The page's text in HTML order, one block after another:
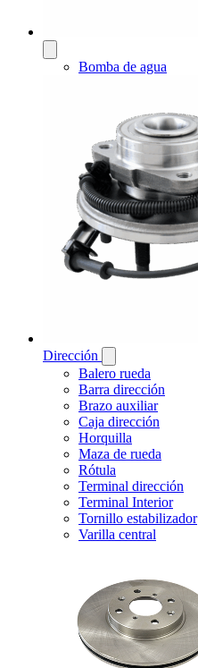
Bomba de agua
Dirección
Balero rueda
Barra dirección
Brazo auxiliar
Caja dirección
Horquilla
Maza de rueda
Rótula
Terminal dirección
Terminal Interior
Tornillo estabilizador
Varilla central